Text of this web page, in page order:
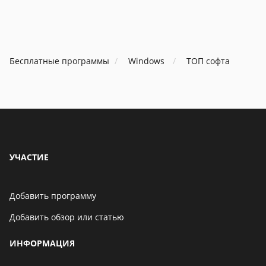
06 мая 2021
Бенчмарк AnTuTu
06 мая 2021
Бесплатные программы Windows ТОП софта
УЧАСТИЕ
Добавить программу
Добавить обзор или статью
ИНФОРМАЦИЯ